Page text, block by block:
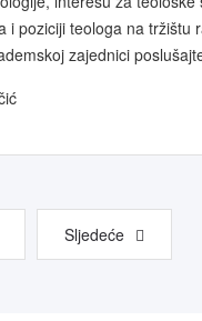
i poziciji teologa na tržištu
zajednici
Sljedeće